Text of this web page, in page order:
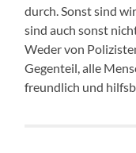
durch. Sonst sind
sind auch sonst
Weder von
Gegenteil, alle
freundlich und